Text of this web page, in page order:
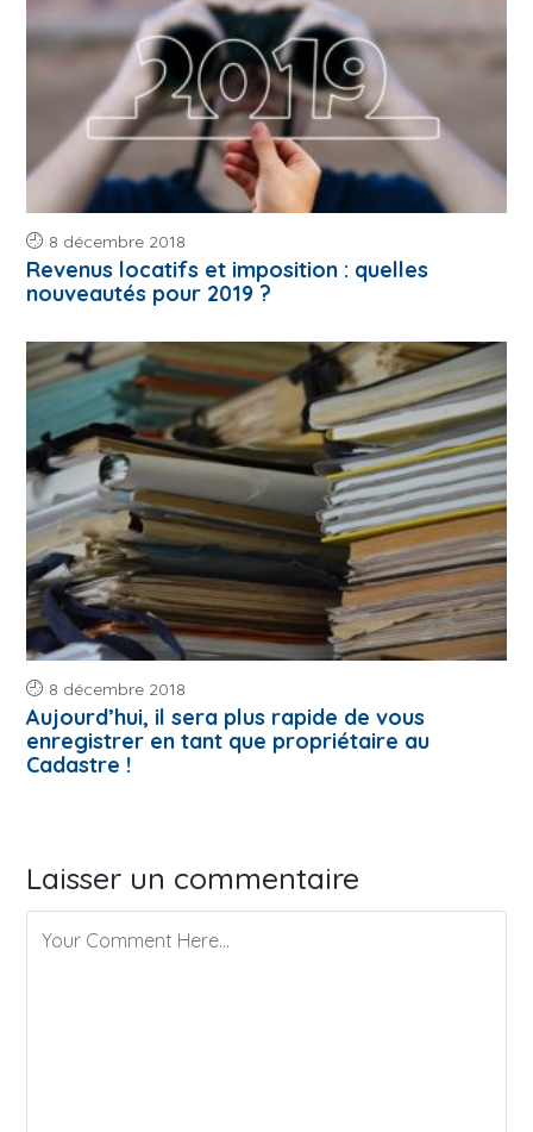
8 décembre 2018
Revenus locatifs et imposition : quelles
nouveautés pour 2019 ?
8 décembre 2018
Aujourd’hui, il sera plus rapide de vous
enregistrer en tant que propriétaire au
Cadastre !
Laisser un commentaire